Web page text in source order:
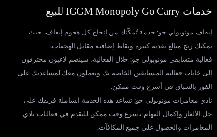
خدمات IGGM Monopoly Go Carry للبيع
إيقاف مونوبولي جو: خدمة تُمكّنك من إنجاح كل هجوم إيقاف، حيث
يمكنك ربح مبالغ نقدية كبيرة ونقاط إضافية مقابل الهجمات.
فعالية متسابقي مونوبولي جو: خلال الفعالية، سينضم لاعبون محترفون
إلى خانات فعالية المتسابقين الخاصة بك ويعملون معك لمساعدتك على
الفوز بالسباق في أسرع وقت ممكن.
نادي مغامرات مونوبولي جو: تساعد هذه الخدمة الشاملة فريقك على
حل الألغاز وإكمال المهام بأسرع وقت ممكن للتقدم في فعاليات نادي
المغامرات والحصول على جميع المكافآت.